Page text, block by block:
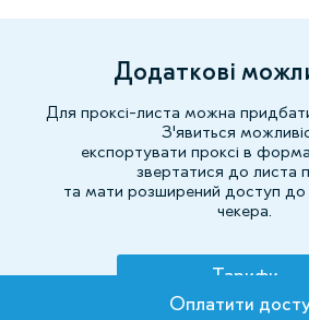
Додаткові
Для проксі-листа можна
З'явиться
експортувати проксі в
звертатися до листа
та мати розширений доступ до
чекера.
Тарифи
Оплатити